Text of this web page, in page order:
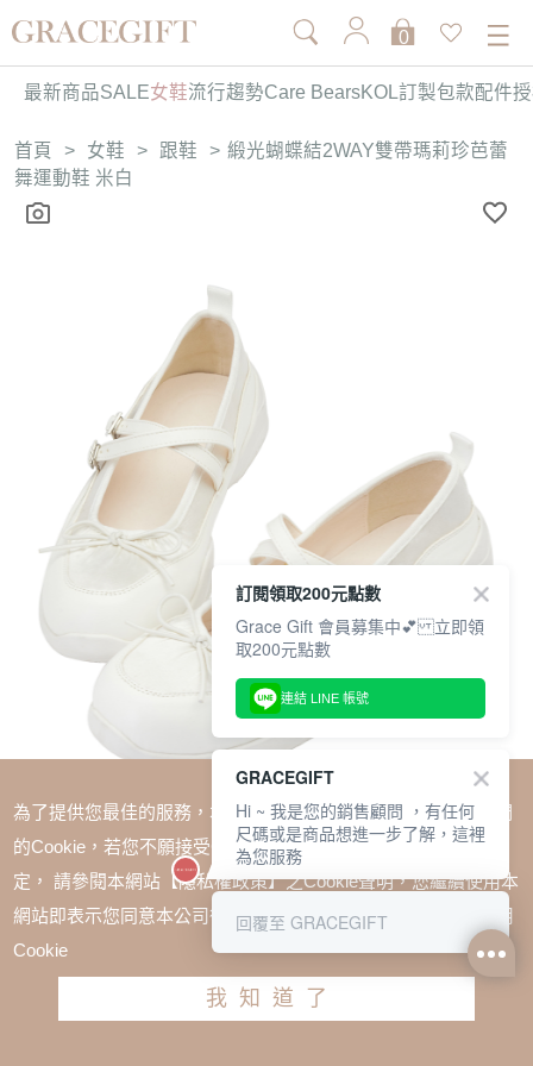
0
最新商品SALE女鞋流行趨勢Care BearsKOL訂製包款配件
首頁 > 女鞋 > 跟鞋 > 緞光蝴蝶結2WAY雙帶瑪莉珍芭蕾
舞運動鞋 米白
緞光蝴蝶結2WAY雙帶瑪莉珍芭蕾舞運動鞋 米白
為了提供您最佳的服務，本網站會在您的電腦中放置並取用我們
的Cookie，若您不願接受Cookie時應如何變更電腦的Cookie設
定， 請參閱本網站【隱私權政策】之Cookie聲明，您繼續使用本
網站即表示您同意本公司得按本網站使用條款之Cookie聲明使用
Cookie
我知道了
訂閱領取200元點數
Grace Gift 會員募集中💕 立即領
取200元點數
連結 LINE 帳號
GRACEGIFT
Hi ~ 我是您的銷售顧問 ，有任何
尺碼或是商品想進一步了解，這裡
為您服務
回覆至 GRACEGIFT